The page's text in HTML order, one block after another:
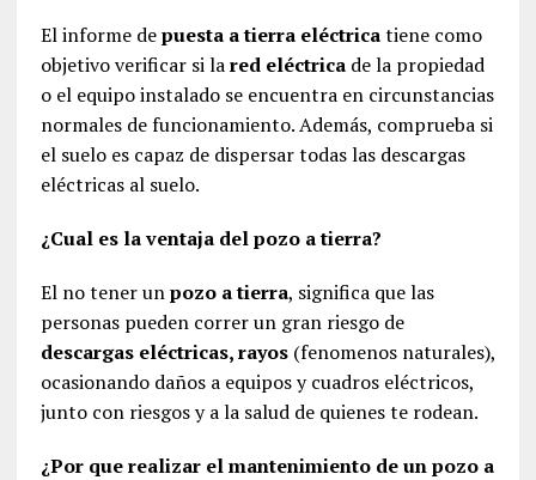
El informe depuesta a tierra eléctricatiene como
objetivo verificar si lared eléctricade la propiedad
o el equipo instalado se encuentra en circunstancias
normales de funcionamiento. Además, comprueba si
el suelo es capaz de dispersar todas las descargas
eléctricas al suelo.
¿Cual es la ventaja del pozo a tierra?
El no tener unpozo a tierra, significa que las
personas pueden correr un gran riesgo de
descargas eléctricas, rayos(fenomenos naturales),
ocasionando daños a equipos y cuadros eléctricos,
junto con riesgos y a la salud de quienes te rodean.
¿Por que realizar el mantenimiento de un pozo a